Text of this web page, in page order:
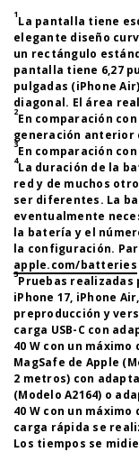
1La pantalla tiene
elegante diseño
un rectángulo
pantalla tiene 6,27
pulgadas (iPhone
diagonal. El área
2En comparación
generación anterior
3En comparación
4La duración de la
red y de muchos
ser diferentes. La
eventualmente
la batería y el
la configuración.
apple.com/batteries
5Pruebas realizadas
iPhone 17, iPhone
preproducción y
carga USB-C con
40 W con un máximo
MagSafe de Apple
2 metros) con
(Modelo A2164) o
40 W con un máximo
carga rápida se
Los tiempos se